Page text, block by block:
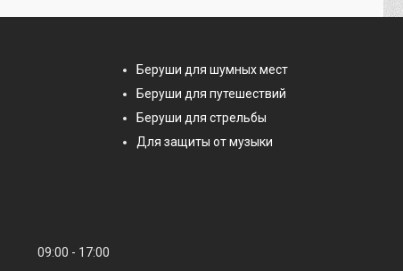
Беруши для шумных мест
Беруши для путешествий
Беруши для стрельбы
Для защиты от музыки
09:00 17:00